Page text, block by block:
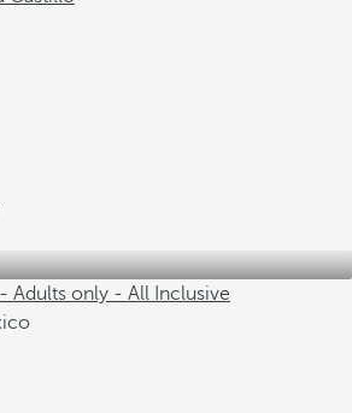
Adults only - All Inclusive